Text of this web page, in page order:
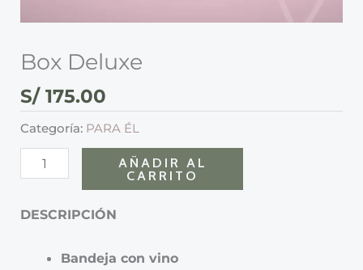
Box Deluxe
S/175.00
Categoría: PARA ÉL
AÑADIR AL
CARRITO
DESCRIPCIÓN
Bandeja con vino